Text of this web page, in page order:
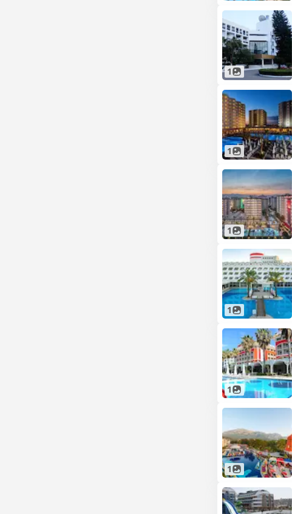
1
1
1
1
1
1